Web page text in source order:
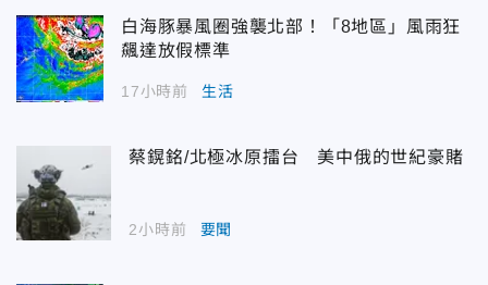
白海豚暴風圈強襲北部！「8地區」風雨狂
飆達放假標準
17小時前 生活
蔡鎤銘/北極冰原擂台 美中俄的世紀豪賭
2小時前 要聞